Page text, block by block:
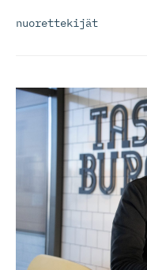
nuorettekijät